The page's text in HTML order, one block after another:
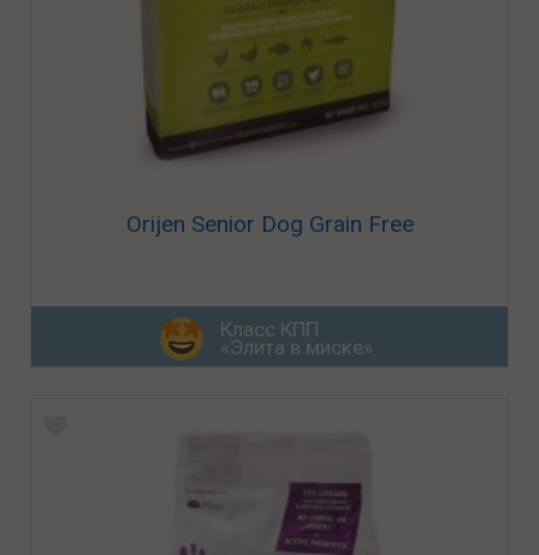
Orijen Senior Dog Grain Free
Класс КПП
«Элита в миске»